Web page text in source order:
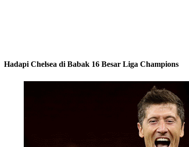
Hadapi Chelsea di Babak 16 Besar Liga Champions